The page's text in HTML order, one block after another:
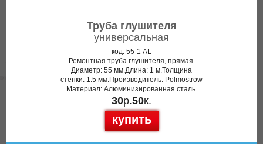
Труба глушителя
универсальная
код: 55-1 AL
Ремонтная труба глушителя, прямая.
Диаметр: 55 мм.Длина: 1 м.Толщина
стенки: 1.5 мм.Производитель: Polmostrow
Материал: Алюминизированная сталь.
30р.50к.
купить